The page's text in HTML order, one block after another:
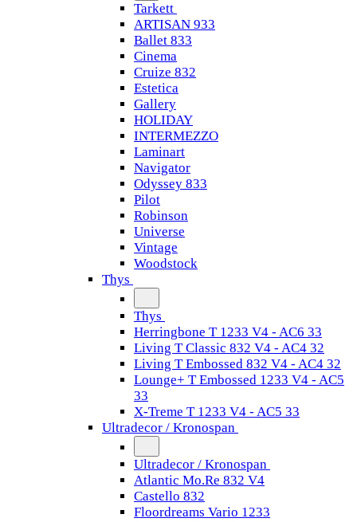
Tarkett
ARTISAN 933
Ballet 833
Cinema
Cruize 832
Estetica
Gallery
HOLIDAY
INTERMEZZO
Laminart
Navigator
Odyssey 833
Pilot
Robinson
Universe
Vintage
Woodstock
Thys
Thys
Herringbone T 1233 V4 - AC6 33
Living T Classic 832 V4 - AC4 32
Living T Embossed 832 V4 - AC4 32
Lounge+ T Embossed 1233 V4 - AC5
33
X-Treme T 1233 V4 - AC5 33
Ultradecor / Kronospan
Ultradecor / Kronospan
Atlantic Mo.Re 832 V4
Castello 832
Floordreams Vario 1233